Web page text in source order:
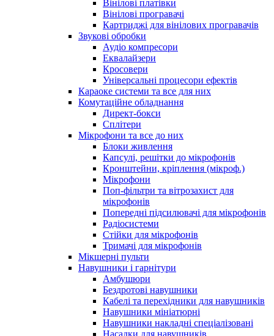
Вінілові платівки
Вінілові програвачі
Картриджі для вінілових програвачів
Звукові обробки
Аудіо компресори
Еквалайзери
Кросовери
Універсальні процесори ефектів
Караоке системи та все для них
Комутаційне обладнання
Директ-бокси
Сплітери
Мікрофони та все до них
Блоки живлення
Капсулі, решітки до мікрофонів
Кронштейни, кріплення (мікроф.)
Мікрофони
Поп-фільтри та вітрозахист для
мікрофонів
Попередні підсилювачі для мікрофонів
Радіосистеми
Стійки для мікрофонів
Тримачі для мікрофонів
Мікшерні пульти
Навушники і гарнітури
Амбушюри
Бездротові навушники
Кабелі та перехідники для навушників
Навушники мініатюрні
Навушники накладні спеціалізовані
Насадки для навушників